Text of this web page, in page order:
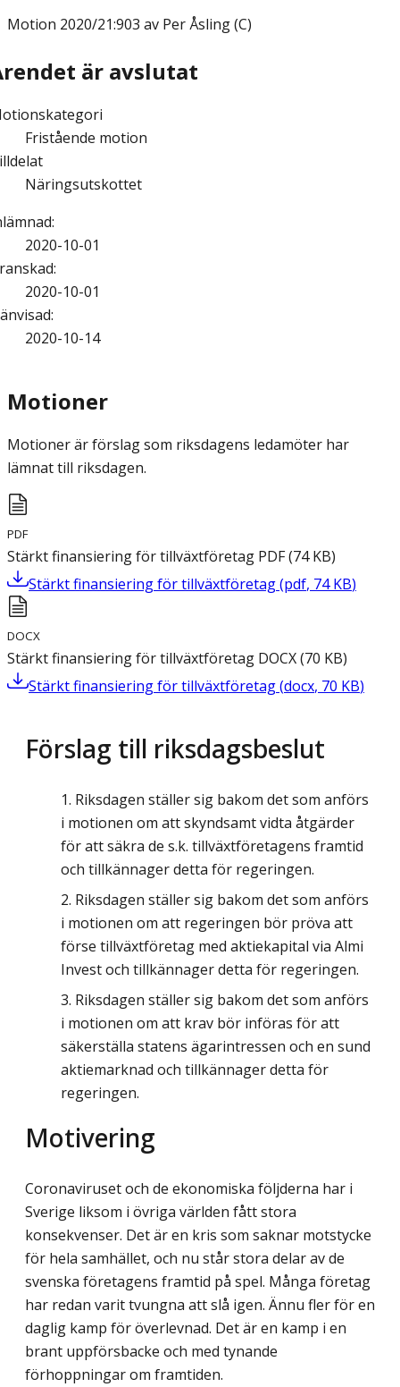
Motion 2020/21:903 av Per Åsling (C)
är avslutat
Fristående motion
Näringsutskottet
:
2020-10-01
:
2020-10-01
:
2020-10-14
Motioner
Motioner är förslag som riksdagens ledamöter har
lämnat till riksdagen.
PDF
Stärkt finansiering för tillväxtföretag PDF(74 KB)
Stärkt finansiering för tillväxtföretag(pdf, 74 KB)
DOCX
Stärkt finansiering för tillväxtföretag DOCX(70 KB)
Stärkt finansiering för tillväxtföretag(docx, 70 KB)
Förslag till riksdagsbeslut
Riksdagen ställer sig bakom det som anförs
i motionen om att skyndsamt vidta åtgärder
för att säkra de s.k. tillväxtföretagens framtid
och tillkännager detta för regeringen.
Riksdagen ställer sig bakom det som anförs
i motionen om att regeringen bör pröva att
förse tillväxtföretag med aktiekapital via Almi
Invest och tillkännager detta för regeringen.
Riksdagen ställer sig bakom det som anförs
i motionen om att krav bör införas för att
säkerställa statens ägarintressen och en sund
aktiemarknad och tillkännager detta för
regeringen.
Motivering
Coronaviruset och de ekonomiska följderna har i
Sverige liksom i övriga världen fått stora
konsekvenser. Det är en kris som saknar motstycke
för hela samhället, och nu står stora delar av de
svenska företagens framtid på spel. Många företag
har redan varit tvungna att slå igen. Ännu fler för en
daglig kamp för överlevnad. Det är en kamp i en
brant uppförsbacke och med tynande
förhoppningar om framtiden.